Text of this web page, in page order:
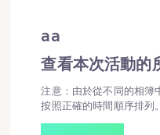
aa
查看本次活動的
注意：由於從不同的相簿
按照正確的時間順序排列。